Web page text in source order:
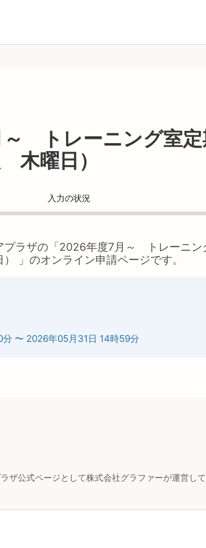
トレーニング室定
木曜日）
入力の状況
プラザの「 2026年度7月～ トレーニン
」のオンライン申請ページです。
分 〜 2026年05月31日 14時59分
ザ公式ページとして株式会社グラファーが運営し